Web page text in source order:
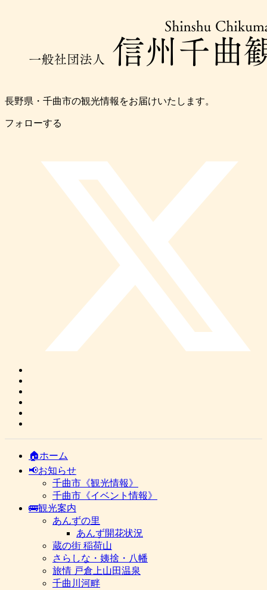
長野県・千曲市の観光情報をお届けいたします。
フォローする
🏠ホーム
📢お知らせ
千曲市《観光情報》
千曲市《イベント情報》
🚌観光案内
あんずの里
あんず開花状況
蔵の街 稲荷山
さらしな・姨捨・八幡
旅情 戸倉上山田温泉
千曲川河畔